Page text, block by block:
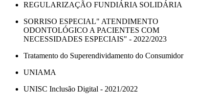
REGULARIZAÇÃO FUNDIÁRIA SOLIDÁRIA
SORRISO ESPECIAL" ATENDIMENTO
ODONTOLÓGICO A PACIENTES COM
NECESSIDADES ESPECIAIS" - 2022/2023
Tratamento do Superendividamento do Consumidor
UNIAMA
UNISC Inclusão Digital - 2021/2022